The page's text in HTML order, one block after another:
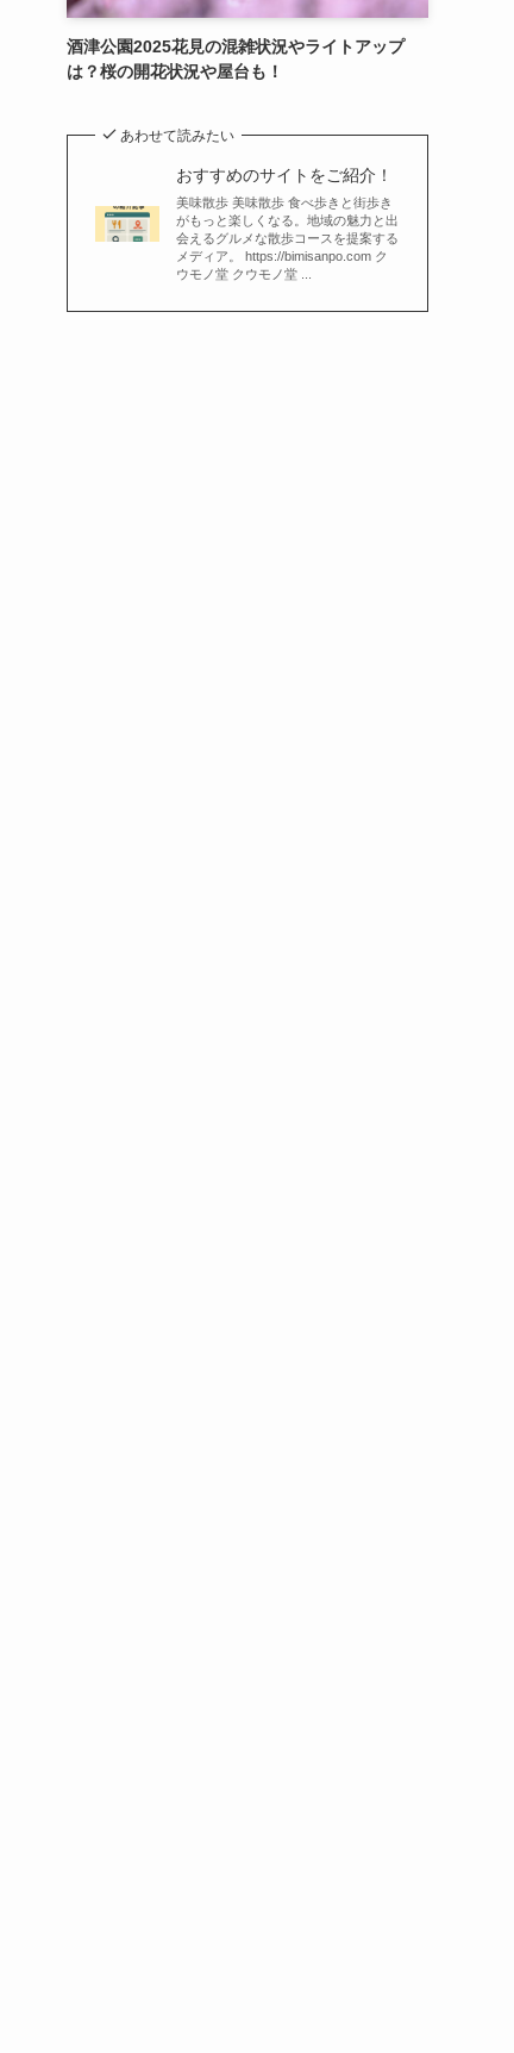
酒津公園2025花見の混雑状況やライトアップ
は？桜の開花状況や屋台も！
あわせて読みたい
おすすめのサイトをご紹介！
美味散歩 美味散歩 食べ歩きと街歩き
がもっと楽しくなる。地域の魅力と出
会えるグルメな散歩コースを提案する
メディア。 https://bimisanpo.com ク
ウモノ堂 クウモノ堂 ...